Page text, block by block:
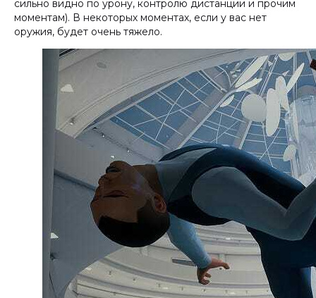
сильно видно по урону, контролю дистанции и прочим
моментам). В некоторых моментах, если у вас нет
оружия, будет очень тяжело.